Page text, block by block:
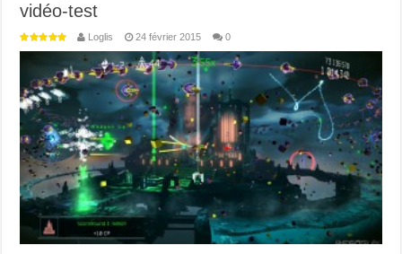
vidéo-test
Loglis 24 février 2015 0